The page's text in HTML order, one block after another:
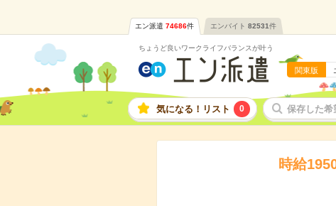
エン派遣 74686件 エンバイト 82531件
ちょうど良いワークライフバランスが叶う
関東版
気になる！リスト 0 保存した希
時給